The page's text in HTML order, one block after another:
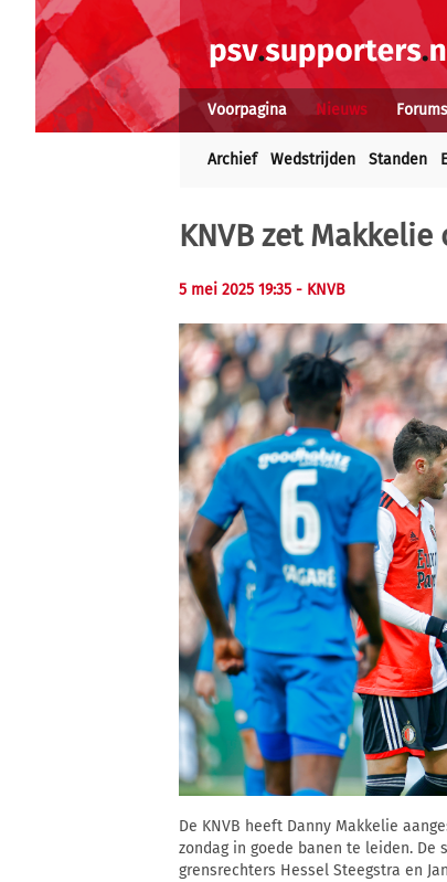
Voorpagina Nieuws Forums
Archief Wedstrijden Standen
KNVB zet
5 mei 2025 19:35 - KNVB
De KNVB heeft Danny Makkelie
zondag in goede banen te leiden.
grensrechters Hessel Steegstra en